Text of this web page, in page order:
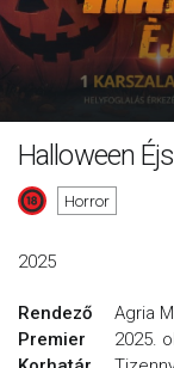
Halloween
Horror
2025
Rendező
Agria
Premier
2025.